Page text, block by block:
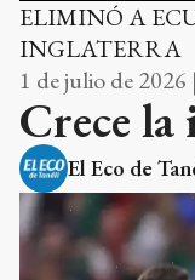
ELIMINÓ A
INGLATERRA
1 de julio de 2026
Crece
El Eco de